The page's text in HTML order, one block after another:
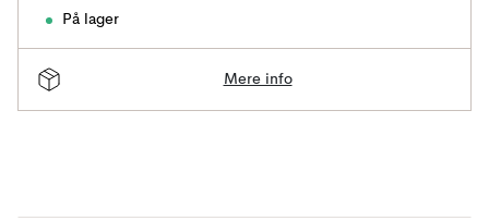
På lager
Mere info